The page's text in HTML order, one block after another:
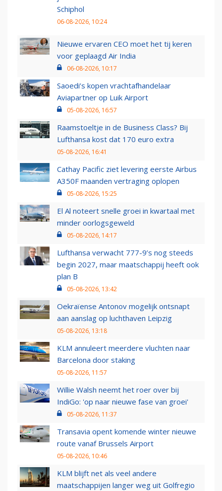
Schiphol
06-08-2026, 10:24
Nieuwe ervaren CEO moet het tij keren
voor geplaagd Air India
06-08-2026, 10:17
Saoedi’s kopen vrachtafhandelaar
Aviapartner op Luik Airport
05-08-2026, 16:57
Raamstoeltje in de Business Class? Bij
Lufthansa kost dat 170 euro extra
05-08-2026, 16:41
Cathay Pacific ziet levering eerste Airbus
A350F maanden vertraging oplopen
05-08-2026, 15:25
El Al noteert snelle groei in kwartaal met
minder oorlogsgeweld
05-08-2026, 14:17
Lufthansa verwacht 777-9’s nog steeds
begin 2027, maar maatschappij heeft ook
plan B
05-08-2026, 13:42
Oekraïense Antonov mogelijk ontsnapt
aan aanslag op luchthaven Leipzig
05-08-2026, 13:18
KLM annuleert meerdere vluchten naar
Barcelona door staking
05-08-2026, 11:57
Willie Walsh neemt het roer over bij
IndiGo: 'op naar nieuwe fase van groei'
05-08-2026, 11:37
Transavia opent komende winter nieuwe
route vanaf Brussels Airport
05-08-2026, 10:46
KLM blijft net als veel andere
maatschappijen langer weg uit Golfregio